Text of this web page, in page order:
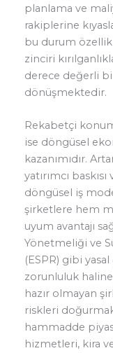
planlama ve
rakiplerine
bu durum
zinciri
derece değerli
dönüşmektedir.
Rekabetçi
ise döngüsel
kazanımıdır.
yatırımcı
döngüsel iş
şirketlere hem
uyum avantajı
Yönetmeliği ve
(ESPR) gibi
zorunluluk
hazır olmayan
riskleri
hammadde
hizmetleri, kira